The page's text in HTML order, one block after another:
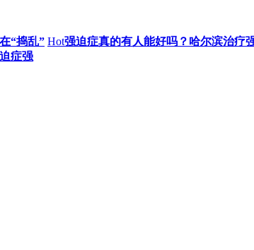
“捣乱” Hot强迫症真的有人能好吗？哈尔滨治疗
症强